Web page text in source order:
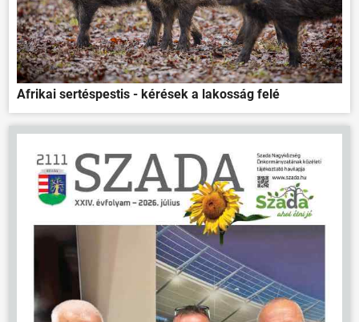
Afrikai sertéspestis - kérések a lakosság felé